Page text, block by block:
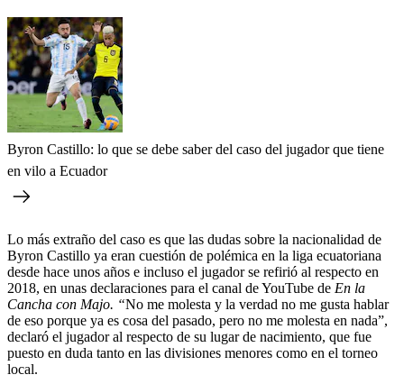
Byron Castillo: lo que se debe saber del caso del jugador que tiene
en vilo a Ecuador
Lo más extraño del caso es que las dudas sobre la nacionalidad de
Byron Castillo ya eran cuestión de polémica en la liga ecuatoriana
desde hace unos años e incluso el jugador se refirió al respecto en
2018, en unas declaraciones para el canal de YouTube de En la
Cancha con Majo. “No me molesta y la verdad no me gusta hablar
de eso porque ya es cosa del pasado, pero no me molesta en nada”,
declaró el jugador al respecto de su lugar de nacimiento, que fue
puesto en duda tanto en las divisiones menores como en el torneo
local.